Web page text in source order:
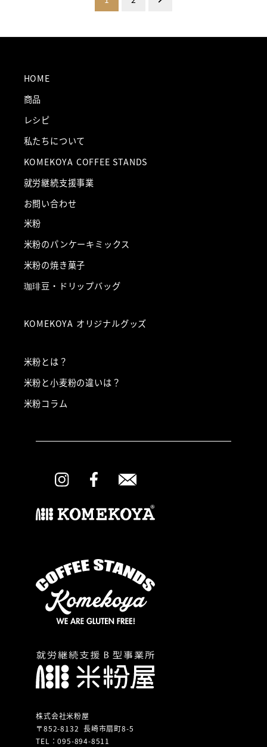
ビ
ゲ
シ
ョ
ン
HOME
商品
レシピ
私たちについて
KOMEKOYA COFFEE STANDS
就労継続支援事業
お問い合わせ
米粉
米粉のパンケーキミックス
米粉の焼き菓子
珈琲豆・ドリップバッグ
KOMEKOYA オリジナルグッズ
米粉とは？
米粉と小麦粉の違いは？
米粉コラム
株式会社米粉屋
〒852-8132 長崎市扇町8-5
TEL：095-894-8511